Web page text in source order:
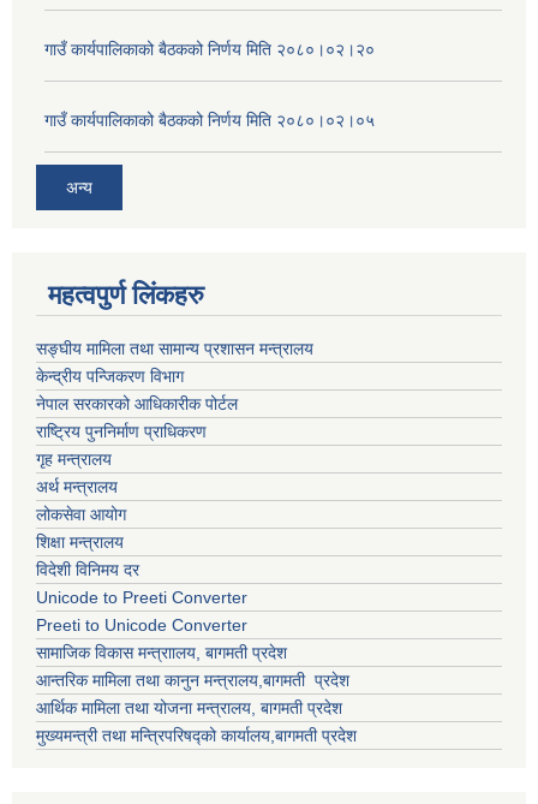
गाउँ कार्यपालिकाको बैठकको निर्णय मिति २०८०।०२।२०
गाउँ कार्यपालिकाको बैठकको निर्णय मिति २०८०।०२।०५
अन्य
महत्वपुर्ण लिंकहरु
सङ्घीय मामिला तथा सामान्य प्रशासन मन्त्रालय
केन्द्रीय पन्जिकरण विभाग
नेपाल सरकारको आधिकारीक पोर्टल
राष्ट्रिय पुननिर्माण प्राधिकरण
गृह मन्त्रालय
अर्थ मन्त्रालय
लोकसेवा आयोग
शिक्षा मन्त्रालय
विदेशी विनिमय दर
Unicode to Preeti Converter
Preeti to Unicode Converter
सामाजिक विकास मन्त्राालय, बागमती प्रदेश
आन्तरिक मामिला तथा कानुन मन्त्रालय,बागमती प्रदेश
आर्थिक मामिला तथा योजना मन्त्रालय, बागमती प्रदेश
मुख्यमन्त्री तथा मन्त्रिपरिषद्को कार्यालय,बागमती प्रदेश